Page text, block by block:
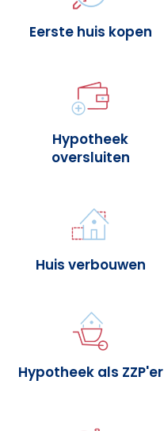
Eerste huis kopen
Hypotheek
oversluiten
Huis verbouwen
Hypotheek als ZZP'er